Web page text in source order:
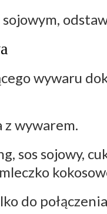
wywaru
wywarem.
sos sojowy,
do